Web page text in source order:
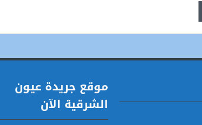
موقع جريدة عيون
الشرقية الآن